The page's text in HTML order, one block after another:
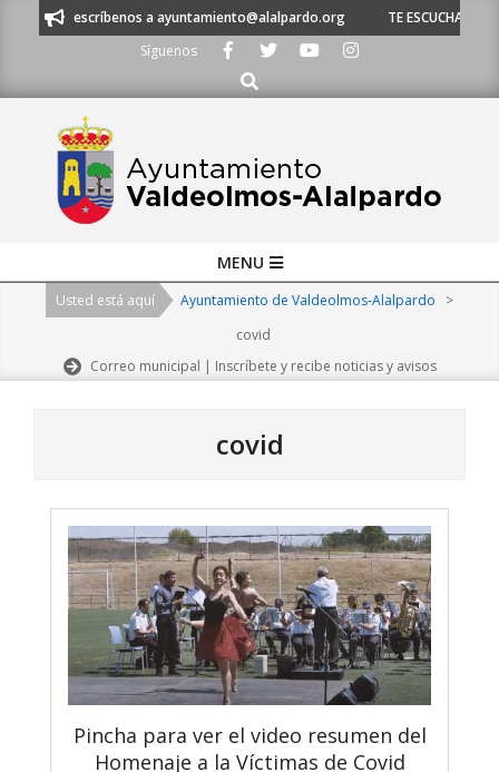
o escríbenos a ayuntamiento@alalpardo.org
TE ESCUCHAMOS -
Síguenos
Buscar
Navigation
MENU
Usted está aquí Ayuntamiento de Valdeolmos-Alalpardo
>
covid
Correo municipal | Inscríbete y recibe noticias y avisos
covid
Pincha para ver el video resumen del
Homenaje a la Víctimas de Covid